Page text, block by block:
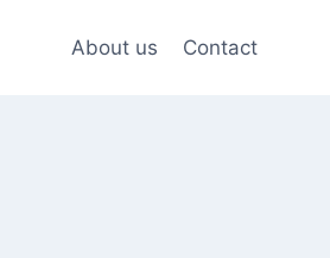
About us Contact